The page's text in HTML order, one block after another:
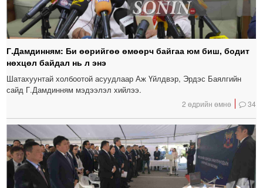
Г.Дамдинням: Би өөрийгөө өмөөрч байгаа юм биш, бодит
нөхцөл байдал нь л энэ
Шатахуунтай холбоотой асуудлаар Аж Үйлдвэр, Эрдэс Баялгийн
сайд Г.Дамдинням мэдээлэл хийлээ.
2 өдрийн өмнө 34